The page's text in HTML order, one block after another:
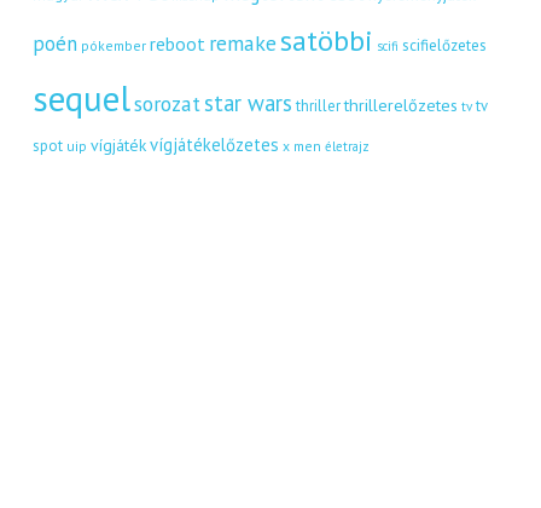
poén pókember reboot remakesatöbbi scifi scifielőzetes
sequelsorozat star wars thriller thrillerelőzetes tv tv
spot uip vígjátékvígjátékelőzetes x men életrajz